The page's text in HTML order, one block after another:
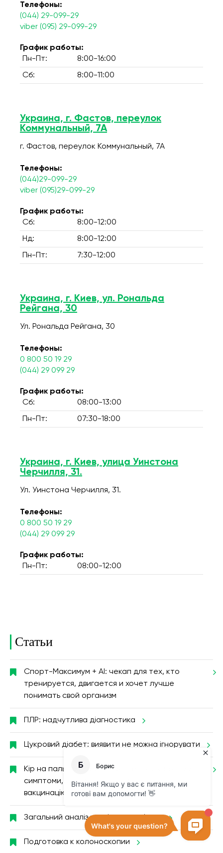
Телефоны:
(044) 29-099-29
viber (095) 29-099-29
График работы:
Пн-Пт:
8:00-16:00
Сб: 8:00-11:00
Украина, г. Фастов, переулок
Коммунальный, 7А
г. Фастов, переулок Коммунальный, 7А
Телефоны:
(044)29-099-29
viber (095)29-099-29
График работы:
Сб:
8:00-12:00
Нд: 8:00-12:00
Пн-Пт: 7:30-12:00
Украина, г. Киев, ул. Рональда
Рейгана, 30
Ул. Рональда Рейгана, 30
Телефоны:
0 800 50 19 29
(044) 29 099 29
График работы:
Сб:
08:00-13:00
Пн-Пт: 07:30-18:00
Украина, г. Киев, улица Уинстона
Черчилля, 31.
Ул. Уинстона Черчилля, 31.
Телефоны:
0 800 50 19 29
(044) 29 099 29
График работы:
Пн-Пт:
08:00-12:00
Статьи
Спорт-Максимум + AI: чекап для тех, кто
тренируется, двигается и хочет лучше
понимать свой организм
ПЛР: надчутлива діагностика
Цукровий діабет: виявити не можна ігнорувати
Кір на пальцях: прості пояснення лікаря про
симптоми, ускладнення, діагностику і
вакцинацію
Загальний аналіз крові в подробицях
Подготовка к колоноскопии